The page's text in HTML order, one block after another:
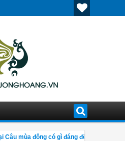
mùa đông có gì đáng đến?